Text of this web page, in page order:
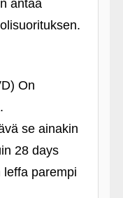
antaa
On
se ainakin
28 days
leffa parempi